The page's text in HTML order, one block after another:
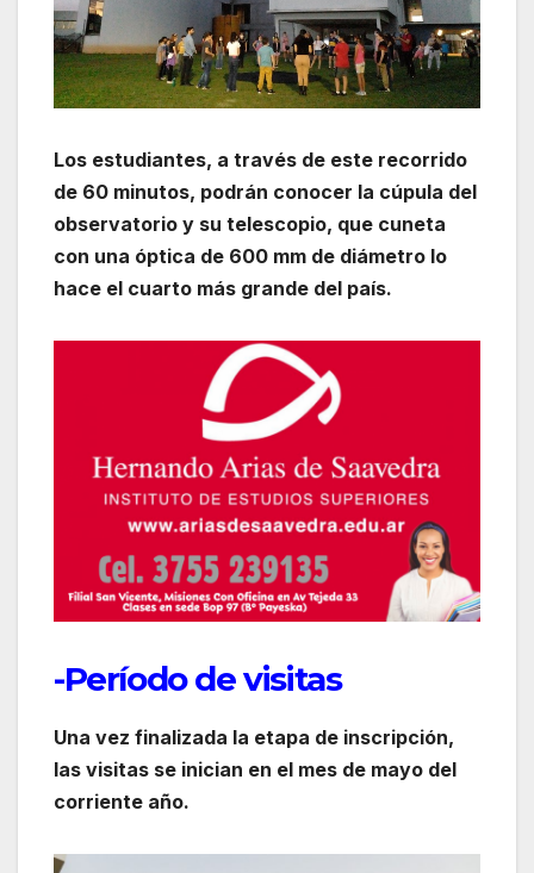
Los estudiantes, a través de este recorrido
de 60 minutos, podrán conocer la cúpula del
observatorio y su telescopio, que cuneta
con una óptica de 600 mm de diámetro lo
hace el cuarto más grande del país.
-Período de visitas
Una vez finalizada la etapa de inscripción,
las visitas se inician en el mes de mayo del
corriente año.